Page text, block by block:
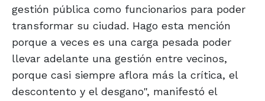
gestión pública como funcionarios para poder
transformar su ciudad. Hago esta mención
porque a veces es una carga pesada poder
llevar adelante una gestión entre vecinos,
porque casi siempre aflora más la crítica, el
descontento y el desgano", manifestó el